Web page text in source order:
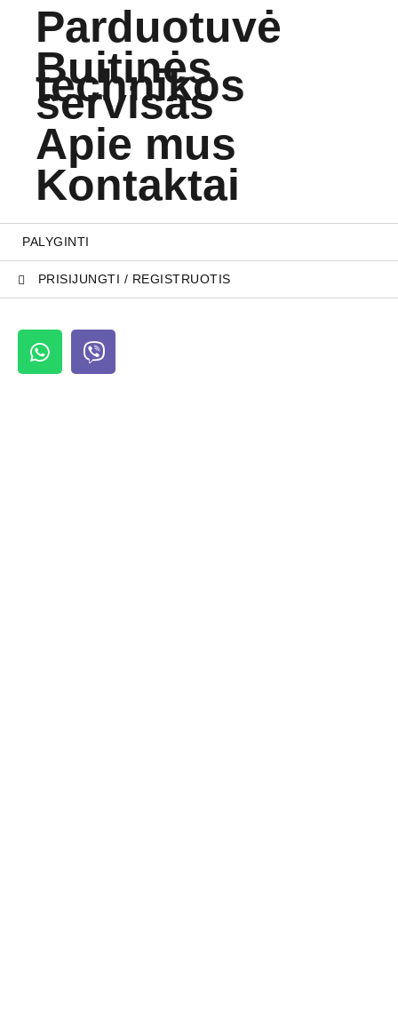
Parduotuvė
Buitinės
technikos
servisas
Apie mus
Kontaktai
PALYGINTI
PRISIJUNGTI / REGISTRUOTIS